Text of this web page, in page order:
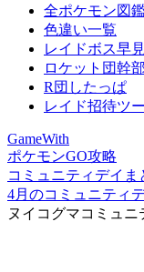
全ポケモン図
色違い一覧
レイドボス早
ロケット団幹部
R団したっぱ
レイド招待ツ
GameWith
ポケモンGO攻略
コミュニティデイ
4月のコミュニティ
ヌイコグマコミュ